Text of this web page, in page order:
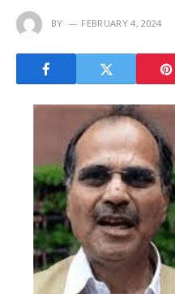
BY FEBRUARY 4, 2024